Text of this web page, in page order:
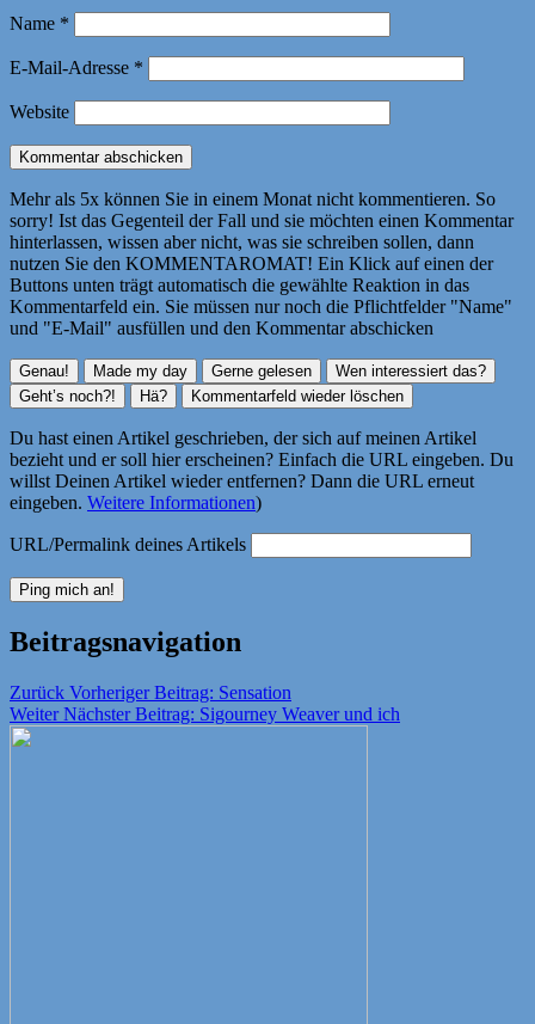
Name *
E-Mail-Adresse *
Website
Mehr als 5x können Sie in einem Monat nicht kommentieren. So
sorry! Ist das Gegenteil der Fall und sie möchten einen Kommentar
hinterlassen, wissen aber nicht, was sie schreiben sollen, dann
nutzen Sie den KOMMENTAROMAT! Ein Klick auf einen der
Buttons unten trägt automatisch die gewählte Reaktion in das
Kommentarfeld ein. Sie müssen nur noch die Pflichtfelder "Name"
und "E-Mail" ausfüllen und den Kommentar abschicken
Du hast einen Artikel geschrieben, der sich auf meinen Artikel
bezieht und er soll hier erscheinen? Einfach die URL eingeben. Du
willst Deinen Artikel wieder entfernen? Dann die URL erneut
eingeben. Weitere Informationen)
URL/Permalink deines Artikels
Beitragsnavigation
Zurück Vorheriger Beitrag: Sensation
Weiter Nächster Beitrag: Sigourney Weaver und ich